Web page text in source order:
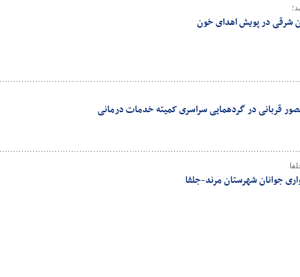
شرقی در پویش اهدای خون
قربانی در گردهمایی سراسری کمیته خدمات درمانی
جوانان شهرستان مرند-جلفا